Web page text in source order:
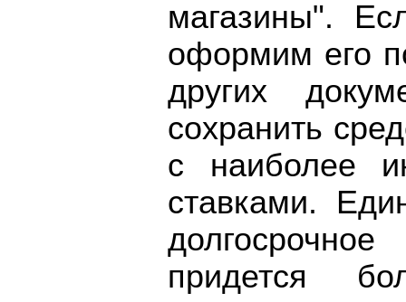
магазины".
оформим его
других
сохранить
с наиболее
ставками.
придется